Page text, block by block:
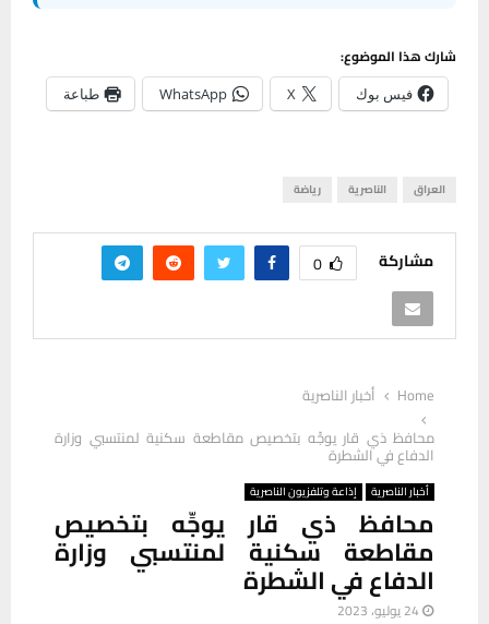
شارك هذا الموضوع:
فيس بوك X
WhatsApp طباعة
العراق الناصرية رياضة
مشاركة 0
Home
أخبار الناصرية
محافظ ذي قار يوجِّه بتخصيص مقاطعة سكنية لمنتسبي وزارة
الدفاع في الشطرة
أخبار الناصرية إذاعة وتلفزيون الناصرية
محافظ ذي قار يوجِّه بتخصيص
مقاطعة سكنية لمنتسبي وزارة
الدفاع في الشطرة
24 يوليو، 2023